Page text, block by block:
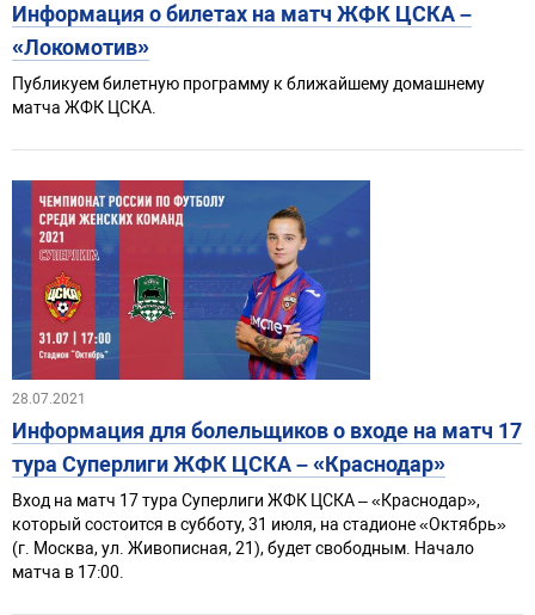
Информация о билетах на матч ЖФК ЦСКА –
«Локомотив»
Публикуем билетную программу к ближайшему домашнему
матча ЖФК ЦСКА.
28.07.2021
Информация для болельщиков о входе на матч 17
тура Суперлиги ЖФК ЦСКА – «Краснодар»
Вход на матч 17 тура Суперлиги ЖФК ЦСКА – «Краснодар»,
который состоится в субботу, 31 июля, на стадионе «Октябрь»
(г. Москва, ул. Живописная, 21), будет свободным. Начало
матча в 17:00.